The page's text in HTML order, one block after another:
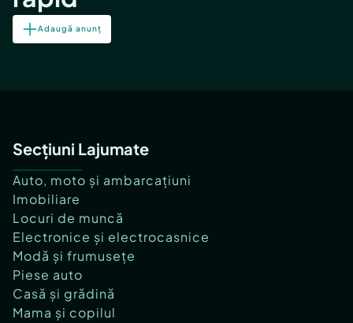
Adaugă anunț
Secțiuni Lajumate
Auto, moto și ambarcațiuni
Imobiliare
Locuri de muncă
Electronice și electrocasnice
Modă și frumusețe
Piese auto
Casă și grădină
Mama și copilul